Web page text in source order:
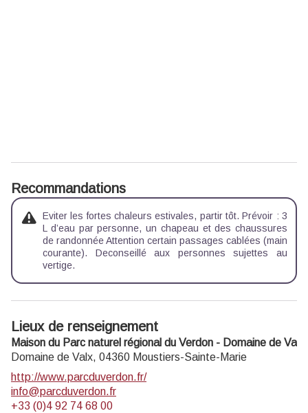
Recommandations
Eviter les fortes chaleurs estivales, partir tôt. Prévoir : 3
L d’eau par personne, un chapeau et des chaussures
de randonnée Attention certain passages cablées (main
courante). Deconseillé aux personnes sujettes au
vertige.
Lieux de renseignement
Maison du Parc naturel régional du Verdon - Domaine de Valx
Domaine de Valx, 04360 Moustiers-Sainte-Marie
http://www.parcduverdon.fr/
info@parcduverdon.fr
+33 (0)4 92 74 68 00